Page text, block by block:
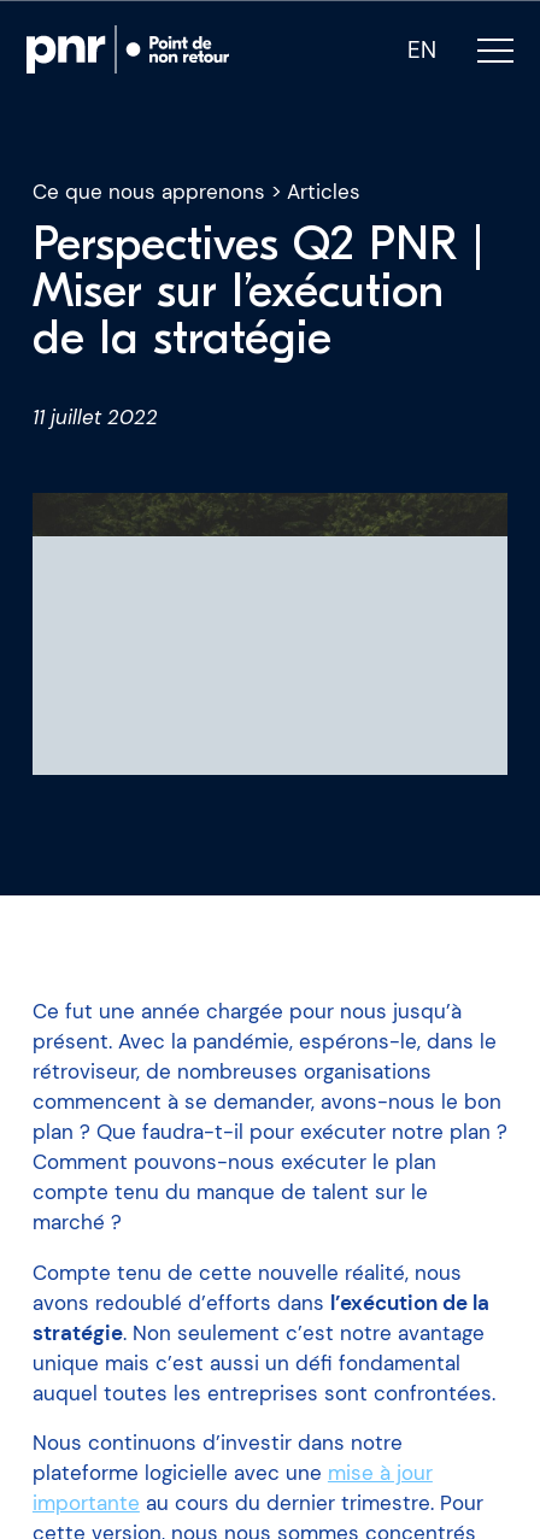
EN
Notre expertise
Qui sommes-nous
Pour les PDG
Pour les investisseurs
Ce que nous apprenons > Articles
Perspectives Q2 PNR |
Miser sur l’exécution
de la stratégie
11 juillet 2022
Ce fut une année chargée pour nous jusqu’à
présent. Avec la pandémie, espérons-le, dans le
rétroviseur, de nombreuses organisations
commencent à se demander, avons-nous le bon
plan ? Que faudra-t-il pour exécuter notre plan ?
Comment pouvons-nous exécuter le plan
compte tenu du manque de talent sur le
marché ?
Compte tenu de cette nouvelle réalité, nous
avons redoublé d’efforts dans l’exécution de la
stratégie. Non seulement c’est notre avantage
unique mais c’est aussi un défi fondamental
auquel toutes les entreprises sont confrontées.
Nous continuons d’investir dans notre
plateforme logicielle avec une mise à jour
importante au cours du dernier trimestre. Pour
cette version, nous nous sommes concentrés